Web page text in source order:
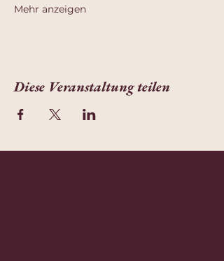
Mehr anzeigen
Diese Veranstaltung teilen